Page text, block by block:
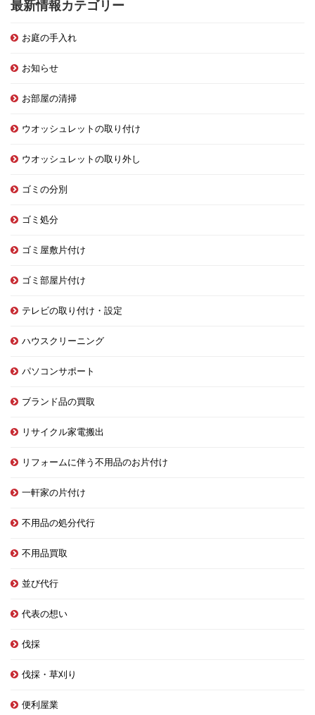
最新情報カテゴリー
お庭の手入れ
お知らせ
お部屋の清掃
ウオッシュレットの取り付け
ウオッシュレットの取り外し
ゴミの分別
ゴミ処分
ゴミ屋敷片付け
ゴミ部屋片付け
テレビの取り付け・設定
ハウスクリーニング
パソコンサポート
ブランド品の買取
リサイクル家電搬出
リフォームに伴う不用品のお片付け
一軒家の片付け
不用品の処分代行
不用品買取
並び代行
代表の想い
伐採
伐採・草刈り
便利屋業